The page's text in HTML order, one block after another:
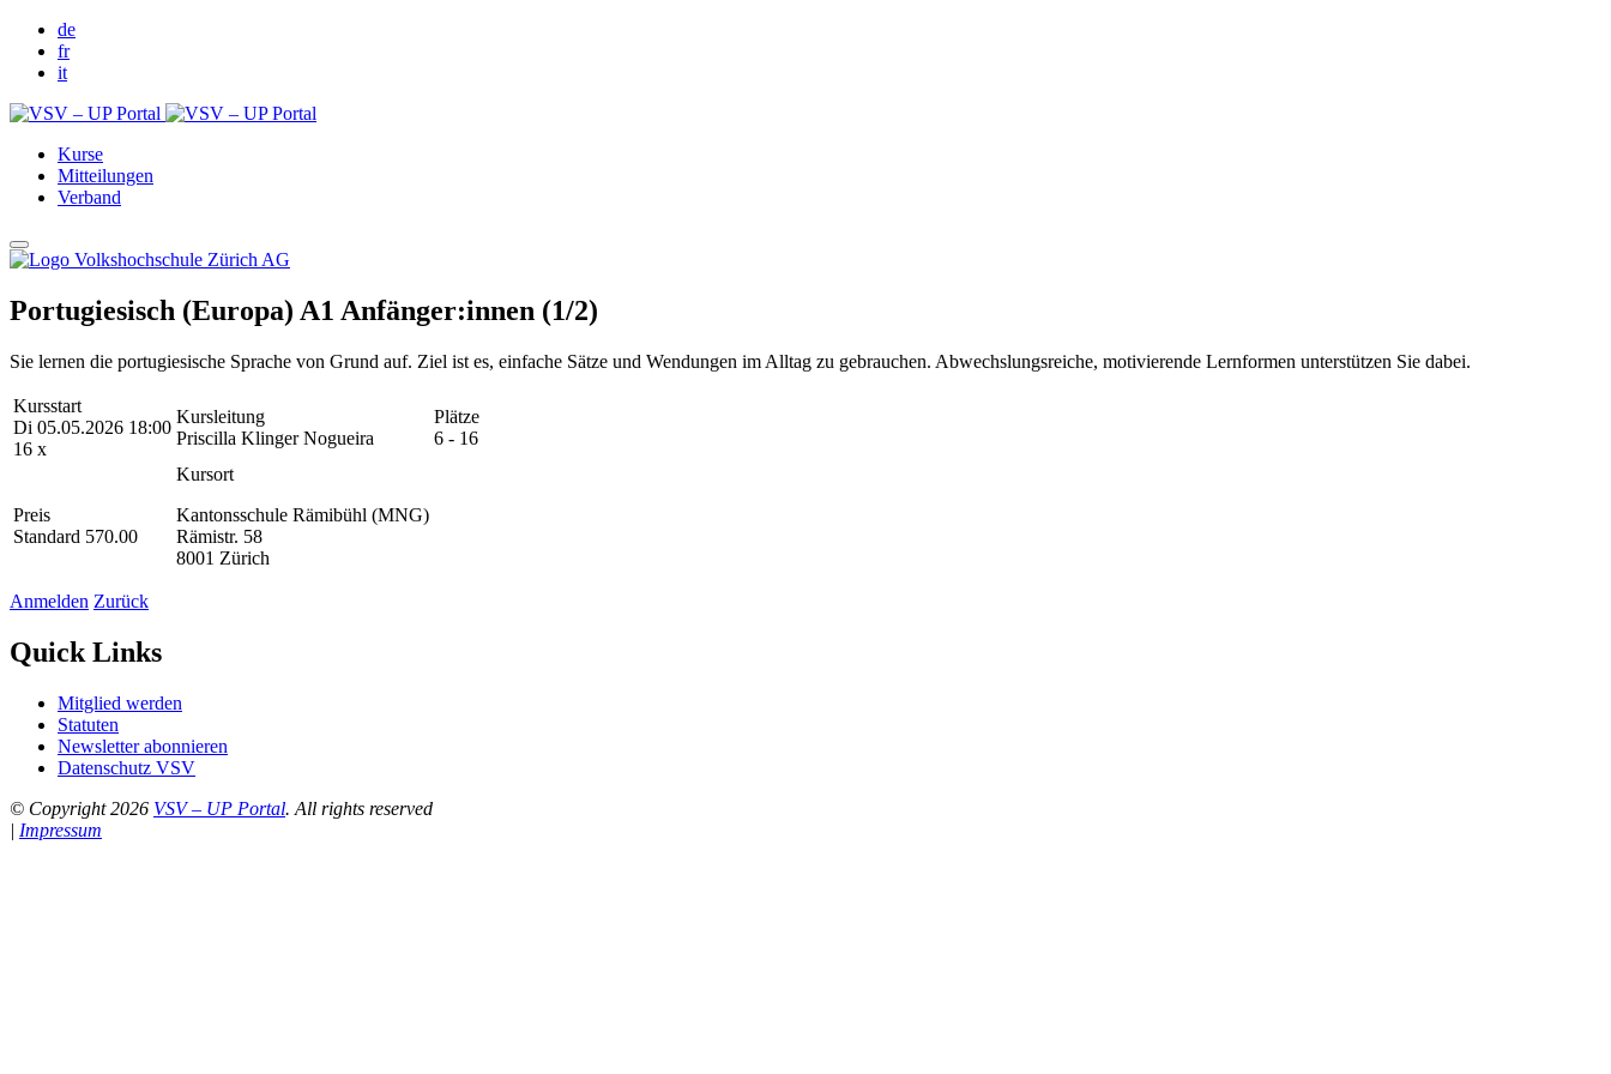
de
fr
it
Kurse
Mitteilungen
Verband
Portugiesisch (Europa) A1 Anfänger:innen (1/2)
Sie lernen die portugiesische Sprache von Grund auf. Ziel ist es, einfache Sätze und Wendungen im Alltag zu gebrauchen. Abwechslungsreiche, motivierende Lernformen unterstützen Sie dabei.
Kursstart
Di 05.05.2026 18:00
16 x
Kursleitung
Priscilla Klinger Nogueira
Plätze
6 - 16
Preis
Standard 570.00
Kursort
Kantonsschule Rämibühl (MNG)
Rämistr. 58
8001 Zürich
Anmelden Zurück
Quick Links
Mitglied werden
Statuten
Newsletter abonnieren
Datenschutz VSV
© Copyright 2026 VSV – UP Portal. All rights reserved
| Impressum